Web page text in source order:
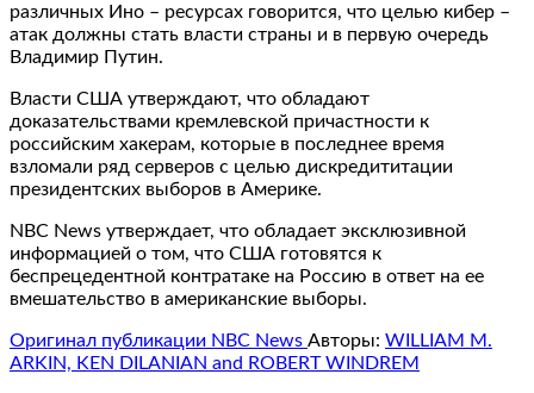
различных Ино – ресурсах говорится, что целью кибер –
атак должны стать власти страны и в первую очередь
Владимир Путин.
Власти США утверждают, что обладают
доказательствами кремлевской причастности к
российским хакерам, которые в последнее время
взломали ряд серверов с целью дискредититации
президентских выборов в Америке.
NBC News утверждает, что обладает эксклюзивной
информацией о том, что США готовятся к
беспрецедентной контратаке на Россию в ответ на ее
вмешательство в американские выборы.
Оригинал публикации NBC News Авторы: WILLIAM M.
ARKIN, KEN DILANIAN and ROBERT WINDREM